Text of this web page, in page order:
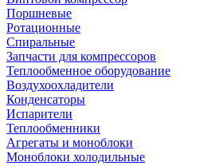
Поршневые
Ротационные
Спиральные
Запчасти для компрессоров
Теплообменное оборудование
Воздухоохладители
Конденсаторы
Испарители
Теплообменники
Агрегаты и моноблоки
Моноблоки холодильные